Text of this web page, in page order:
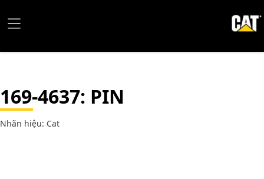
169-4637: PIN
Nhãn hiệu: Cat